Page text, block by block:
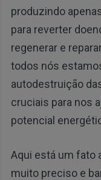
produzindo
para reverter
regenerar e
todos nós
autodestruição
cruciais para nos
potencial
Aqui está um fato
muito preciso e